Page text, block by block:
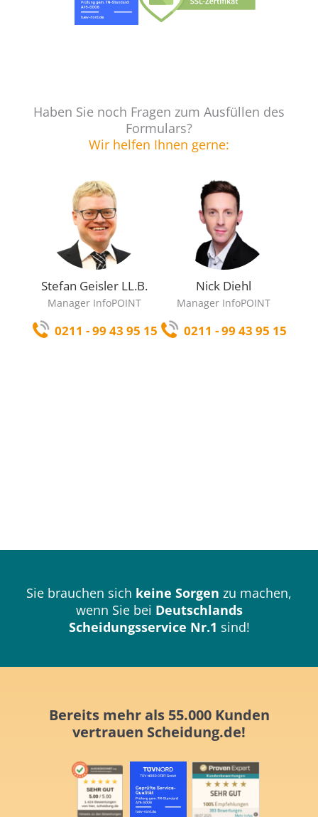
Haben Sie noch Fragen zum Ausfüllen des
Formulars?
Wir helfen Ihnen gerne:
Stefan Geisler LL.B.
Manager InfoPOINT
0211 - 99 43 95 15
Nick Diehl
Manager InfoPOINT
0211 - 99 43 95 15
Sie brauchen sich keine Sorgen zu machen,
wenn Sie bei Deutschlands
Scheidungsservice Nr.1 sind!
Bereits mehr als 55.000 Kunden
vertrauen Scheidung.de!